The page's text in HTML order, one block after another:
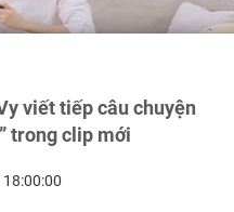
viết tiếp câu chuyện
trong clip mới